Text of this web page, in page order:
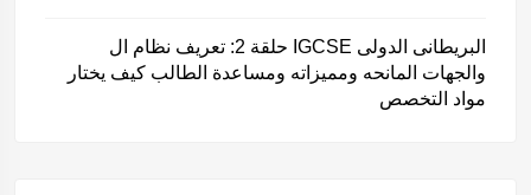
حلقة 2: تعريف نظام ال IGCSE البريطانى الدولى
والجهات المانحه ومميزاته ومساعدة الطالب كيف يختار
مواد التخصص